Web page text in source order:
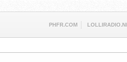
PHFR.COM